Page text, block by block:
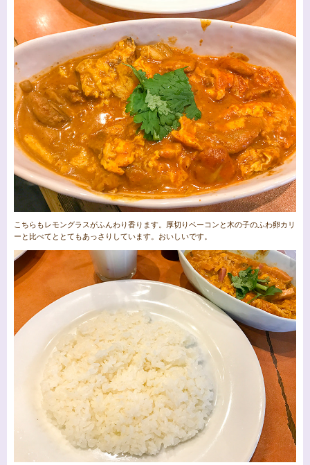
こちらもレモングラスがふんわり香ります。厚切りベーコンと木の子のふわ卵カリ
ーと比べてととてもあっさりしています。おいしいです。